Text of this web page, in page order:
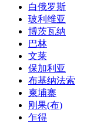
白俄罗斯
玻利维亚
博茨瓦纳
巴林
文莱
保加利亚
布基纳法索
柬埔寨
刚果(布)
乍得